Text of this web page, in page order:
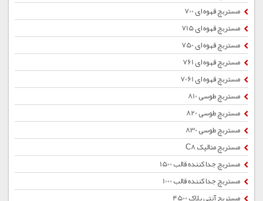
مستربچ قهوه ای 700
مستربچ قهوه ای 715
مستربچ قهوه ای 750
مستربچ قهوه ای 761
مستربچ قهوه ای 7061
مستربچ طوسی 810
مستربچ طوسی 820
مستربچ طوسی 830
مستربچ متالیک C8
مستربچ جداکننده قالب 1500
مستربچ جداکننده قالب 1000